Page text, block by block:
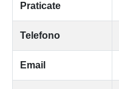
Praticate
Telefono
Email